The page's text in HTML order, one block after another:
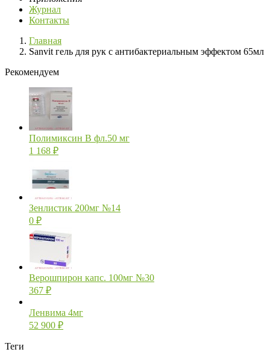
Журнал
Контакты
Главная
Sanvit гель для рук с антибактериальным эффектом 65мл
Рекомендуем
Полимиксин В фл.50 мг
1 168 ₽
Зенлистик 200мг №14
0 ₽
Верошпирон капс. 100мг №30
367 ₽
Ленвима 4мг
52 900 ₽
Теги